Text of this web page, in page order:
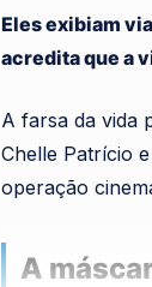
Eles exibiam
acredita que a
A farsa da vida
Chelle Patrício
operação
A